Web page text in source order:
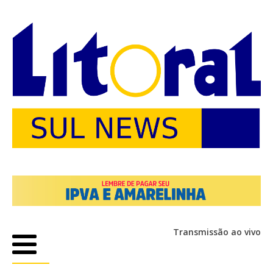
Transmissão ao vivo